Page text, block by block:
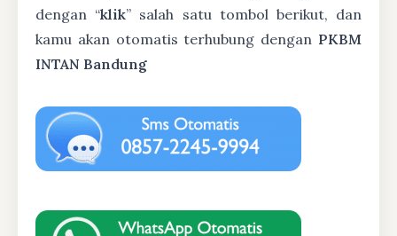
dengan “klik” salah satu tombol berikut, dan
kamu akan otomatis terhubung dengan PKBM
INTAN Bandung